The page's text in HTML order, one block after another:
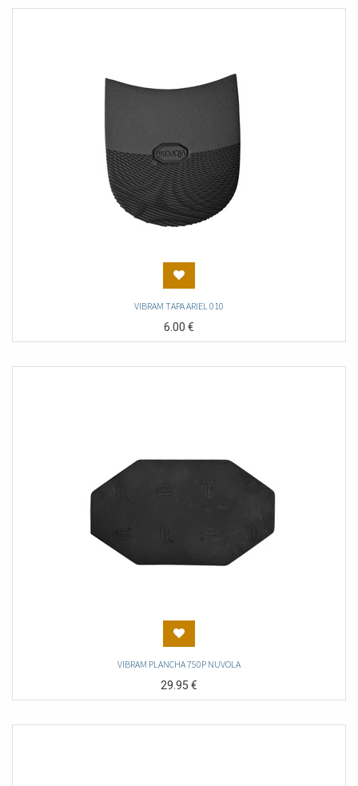
VIBRAM TAPA ARIEL 010
6.00€
VIBRAM PLANCHA 750P NUVOLA
29.95€